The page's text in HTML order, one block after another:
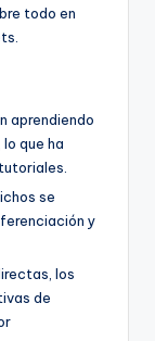
todo en
aprendiendo
que ha
se
y
los
de